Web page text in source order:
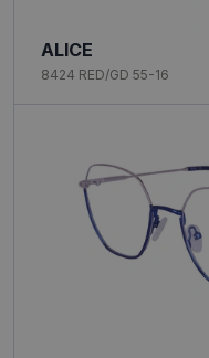
ALICE
8424 RED/GD 55-16